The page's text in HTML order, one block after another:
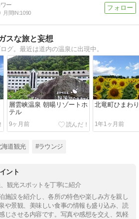
月間IN:1090
スな旅と妄想
グ。最近は道内の温泉に出現中。
層雲峡温泉 朝暘リゾートホ
テル
9ヶ月前
北竜町ひまわ
1年1ヶ月前
海道観光 #ラウンジ
ント
観光スポットを丁寧に紹介
施設を紹介し、各所の特色や楽しみ方を親し
や景観、美味しい食事の情報も盛り込み、読
じさせる内容です。写真や感想を交え、気軽